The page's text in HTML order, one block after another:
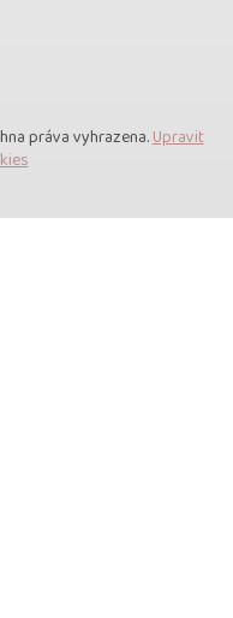
práva vyhrazena.Upravit